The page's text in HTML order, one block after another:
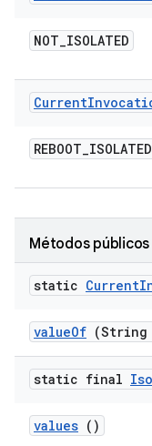
NOT_ISOLATED
Current
REBOOT_ISOLATED
Métodos públicos
static Current
valueOf (String
static final
values ()